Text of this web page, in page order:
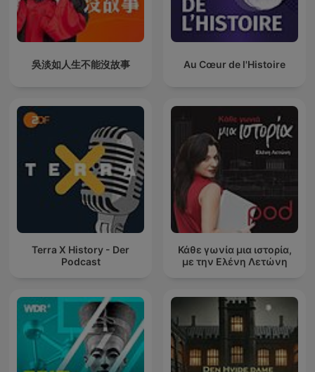
吳淡如人生不能沒故事 Au Cœur de l'Histoire
Terra X History - Der
Podcast
Κάθε γωνία μια ιστορία,
με την Ελένη Λετώνη